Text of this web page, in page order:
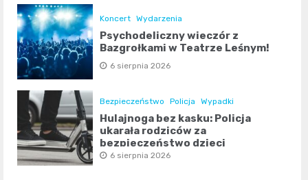
Koncert Wydarzenia
Psychodeliczny wieczór z
Bazgrołkami w Teatrze Leśnym!
6 sierpnia 2026
Bezpieczeństwo Policja Wypadki
Hulajnoga bez kasku: Policja
ukarała rodziców za
bezpieczeństwo dzieci
6 sierpnia 2026